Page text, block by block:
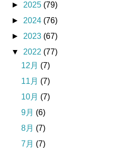
► 2025 (79)
► 2024 (76)
► 2023 (67)
▼ 2022 (77)
12月 (7)
11月 (7)
10月 (7)
9月 (6)
8月 (7)
7月 (7)